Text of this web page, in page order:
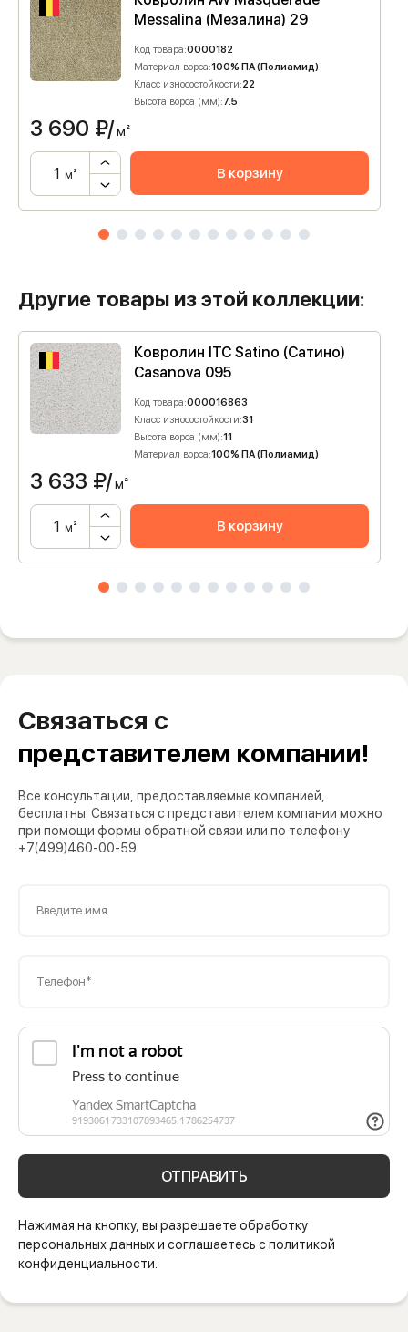
Messalina (Мезалина) 29
Код товара:0000182
Материал ворса:100% ПА (Полиамид)
Класс износостойкости:22
Высота ворса (мм):7.5
3 690 ₽/м²
м² В корзину
Другие товары из этой коллекции:
Ковролин ITC Satino (Сатино)
Casanova 095
Код товара:000016863
Класс износостойкости:31
Высота ворса (мм):11
Материал ворса:100% ПА (Полиамид)
3 633 ₽/м²
м² В корзину
Связаться с
представителем компании!
Все консультации, предоставляемые компанией,
бесплатны. Связаться с представителем компании можно
при помощи формы обратной связи или по телефону
+7(499)460-00-59
Введите имя
Телефон*
ОТПРАВИТЬ
Нажимая на кнопку, вы разрешаете обработку
персональных данных и соглашаетесь с политикой
конфиденциальности.